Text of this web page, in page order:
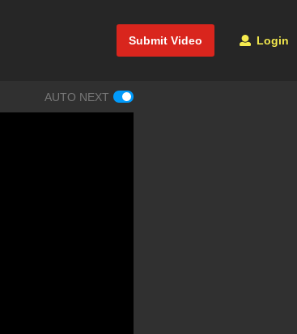
Submit Video Login
AUTO NEXT